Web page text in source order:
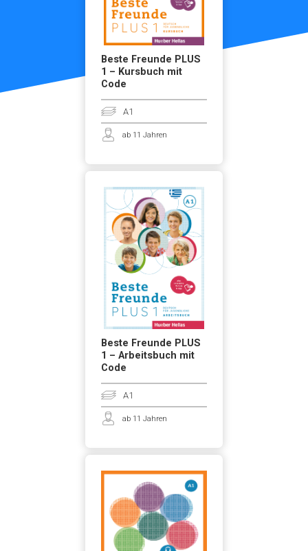
Beste Freunde PLUS
1 – Kursbuch mit
Code
A1
ab 11 Jahren
Beste Freunde PLUS
1 – Arbeitsbuch mit
Code
A1
ab 11 Jahren